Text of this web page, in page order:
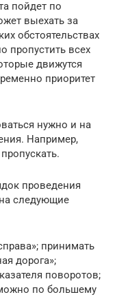
пойдет по
выехать за
обстоятельствах
пропустить всех
движутся
приоритет
нужно и на
Например,
проведения
следующие
принимать
дорога»;
поворотов;
по большему